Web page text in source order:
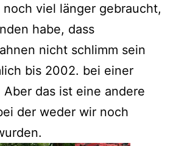
viel länger gebraucht,
habe, dass
nicht schlimm sein
bis 2002. bei einer
Aber das ist eine andere
der weder wir noch